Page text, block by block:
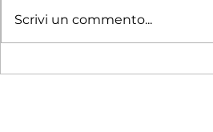
Scrivi un commento...